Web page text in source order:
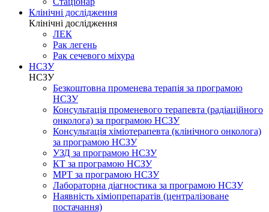
Клінічні дослідження
Клінічні дослідження
ЛЕК
Рак легень
Рак сечевого міхура
НСЗУ
НСЗУ
Безкоштовна променева терапія за програмою
НСЗУ
Консультація променевого терапевта (радіаційного
онколога) за програмою НСЗУ
Консультація хіміотерапевта (клінічного онколога)
за програмою НСЗУ
УЗД за програмою НСЗУ
КТ за програмою НСЗУ
МРТ за програмою НСЗУ
Лабораторна діагностика за програмою НСЗУ
Наявність хіміопрепаратів (централізоване
постачання)